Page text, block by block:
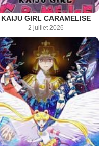
KAIJU GIRL CARAMELISE
2 juillet 2026